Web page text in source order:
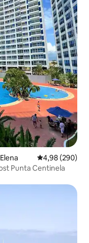
Évaluation
4,98 (290)
Punta Centinela